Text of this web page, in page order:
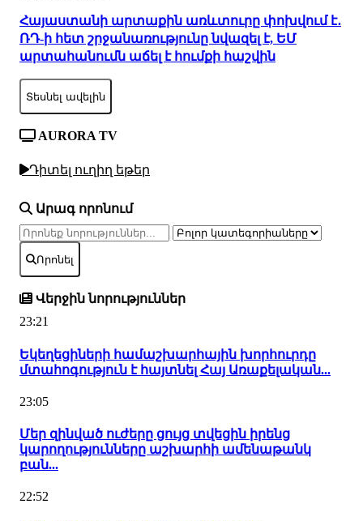
Հայաստանի արտաքին առևտուրը փոխվում է․
ՌԴ-ի հետ շրջանառությունը նվազել է, ԵՄ
արտահանումն աճել է հումքի հաշվին
Տեսնել ավելին
AURORA TV
Դիտել ուղիղ եթեր
Արագ որոնում
Որոնել
Վերջին նորություններ
23:21
Եկեղեցիների համաշխարհային խորհուրդը
մտահոգություն է հայտնել Հայ Առաքելական...
23:05
Մեր զինված ուժերը ցույց տվեցին իրենց
կարողությունները աշխարհի ամենաթանկ
բան...
22:52